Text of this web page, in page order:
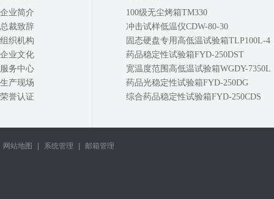
企业简介
总裁致辞
组织机构
企业文化
服务中心
生产现场
荣誉认证
100级无尘烤箱TM330
冲击试样低温仪CDW-80-30
固态硬盘专用高低温试验箱TLP100L-4
药品稳定性试验箱FYD-250DST
宽温度范围高低温试验箱WGDY-7350L
药品光稳定性试验箱FYD-250DG
综合药品稳定性试验箱FYD-250CDS
网站地图 系统管理 邮箱管理